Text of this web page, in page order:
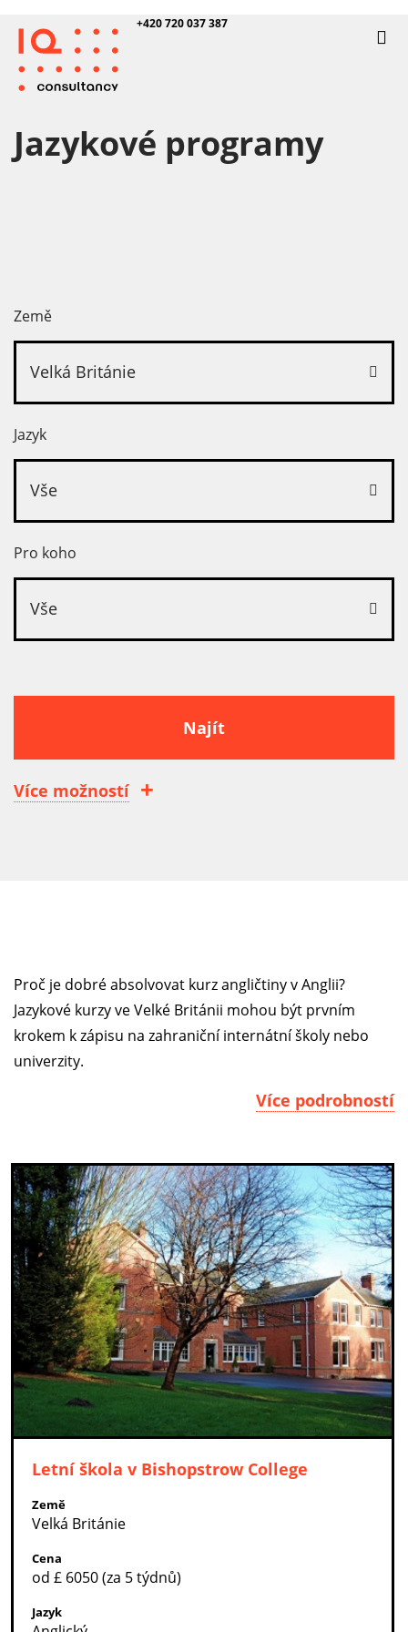
+420 720 037 387
Jazykové programy
Země
Velká Británie
Jazyk
Vše
Pro koho
Vše
Najít
Více možností
Proč je dobré absolvovat kurz angličtiny v Anglii?
Jazykové kurzy ve Velké Británii mohou být prvním
krokem k zápisu na zahraniční internátní školy nebo
univerzity.
Více podrobností
Letní škola v Bishopstrow College
Země
Velká Británie
Cena
od £ 6050 (za 5 týdnů)
Jazyk